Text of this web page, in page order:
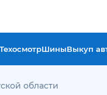
ТехосмотрШиныВыкуп
области